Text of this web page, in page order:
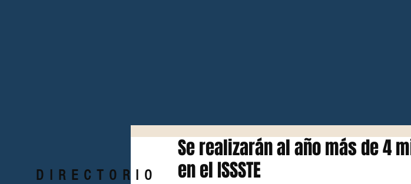
Se realizarán al año más de 4
en el ISSSTE
DIRECTORIO